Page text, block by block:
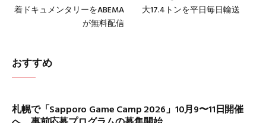
着ドキュメンタリーをABEMA
が無料配信
大17.4トンを平日毎日輸送
おすすめ
札幌で「Sapporo Game Camp 2026」10月9〜11日開催